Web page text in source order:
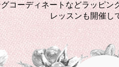
コーディネートなどラッピ
レッスンも開催し